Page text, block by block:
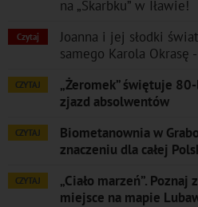
na „Skarbku” w Iławie!
Czytaj
Joanna i jej słodki
samego Karola Okrasę
CZYTAJ
„Żeromek” świętuje
zjazd absolwentów
CZYTAJ
Biometanownia w
znaczeniu dla całej
CZYTAJ
„Ciało marzeń”.
miejsce na mapie